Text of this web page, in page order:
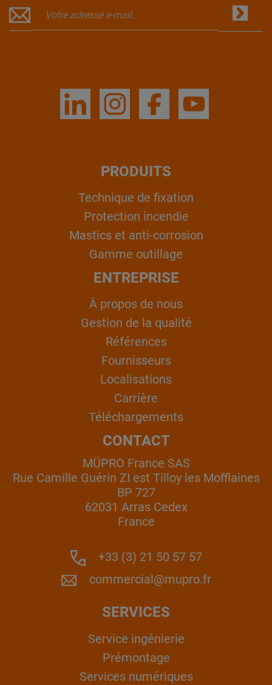
PRODUITS
Technique de fixation
Protection incendie
Mastics et anti-corrosion
Gamme outillage
ENTREPRISE
À propos de nous
Gestion de la qualité
Références
Fournisseurs
Localisations
Carrière
Téléchargements
CONTACT
MÜPRO France SAS
Rue Camille Guérin ZI est Tilloy les Mofflaines
BP 727
62031 Arras Cedex
France
+33 (3) 21 50 57 57
commercial@mupro.fr
SERVICES
Service ingénierie
Prémontage
Services numériques